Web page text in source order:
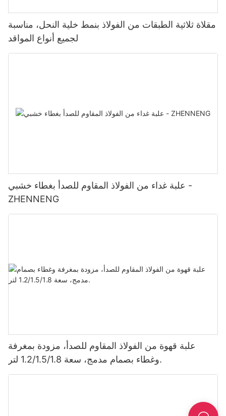
مقلاة ثلاثية الطبقات من الفولاذ بنمط خلية النحل، مناسبة
لجميع أنواع المواقد
علبة غداء من الفولاذ المقاوم للصدأ بغطاء خشبي -
ZHENNENG
علبة قهوة من الفولاذ المقاوم للصدأ، مزودة بمغرفة
وغطاء بصمام مدمج، سعة 1.2/1.5/1.8 لتر.